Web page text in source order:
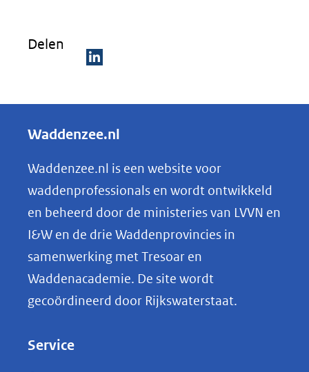
Delen
e
e
n
o
p
k
e
Waddenzee.nl
Waddenzee.nl is een website voor
waddenprofessionals en wordt ontwikkeld
en beheerd door de ministeries van LVVN en
I&W en de drie Waddenprovincies in
samenwerking met Tresoar en
Waddenacademie. De site wordt
gecoördineerd door Rijkswaterstaat.
Service